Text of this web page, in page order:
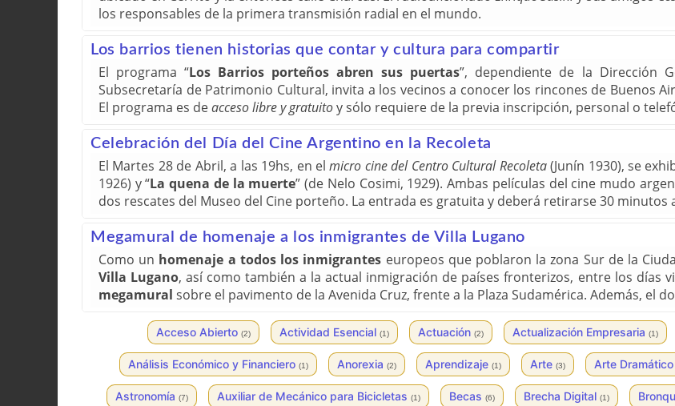
los responsables de la primera transmisión radial en el mundo.
Los barrios tienen historias que contar y cultura para compartir
El programa “Los Barrios porteños abren sus puertas”, dependiente de la Dirección
Subsecretaría de Patrimonio Cultural, invita a los vecinos a conocer los rincones de Buenos
El programa es deacceso libre y gratuitoy sólo requiere de la previa inscripción, personal o
Celebración del Día del Cine Argentino en la Recoleta
El Martes 28 de Abril, a las 19hs, en elmicro cine del Centro Cultural Recoleta(Junín 1930), se
1926) y “La quena de la muerte” (de Nelo Cosimi, 1929). Ambas películas del cine mudo
dos rescates del Museo del Cine porteño. La entrada es gratuita y deberá retirarse 30 minutos
Megamural de homenaje a los inmigrantes de Villa Lugano
Como un homenaje a todos los inmigrantes europeos que poblaron la zona Sur de la
Villa Lugano, así como también a la actual inmigración de países fronterizos, entre los días
megamural sobre el pavimento de la Avenida Cruz, frente a la Plaza Sudamérica. Además, el
Acceso Abierto (2) Actividad Esencial (1) Actuación (2) Actualización Empresaria (1)
Análisis Económico y Financiero (1) Anorexia (2) Aprendizaje (1) Arte (3) Arte Dramático
Astronomía (7) Auxiliar de Mecánico para Bicicletas (1) Becas (6) Brecha Digital (1)